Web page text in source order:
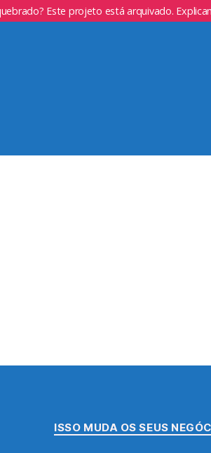
Este projeto está arquivado.
Categorias
ISSO MUDA OS SEUS